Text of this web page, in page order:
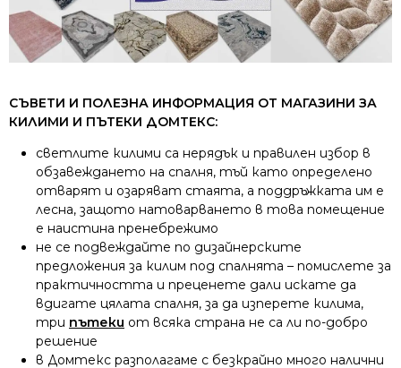
СЪВЕТИ И ПОЛЕЗНА ИНФОРМАЦИЯ ОТ МАГАЗИНИ ЗА
КИЛИМИ И ПЪТЕКИ ДОМТЕКС:
светлите килими са нерядък и правилен избор в
обзавеждането на спалня, тъй като определено
отварят и озаряват стаята, а поддръжката им е
лесна, защото натоварването в това помещение
е наистина пренебрежимо
не се подвеждайте по дизайнерските
предложения за килим под спалнята – помислете за
практичността и преценете дали искате да
вдигате цялата спалня, за да изперете килима,
три пътеки от всяка страна не са ли по-добро
решение
в Домтекс разполагаме с безкрайно много налични